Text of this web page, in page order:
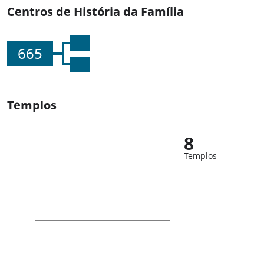
Centros de História da Família
665
Templos
8
Templos